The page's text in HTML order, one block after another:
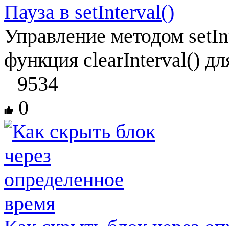
Пауза в setInterval()
Управление методом
функция clearInterval()
9534
0